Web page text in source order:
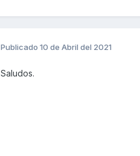
Publicado 10 de Abril del 2021
Saludos.